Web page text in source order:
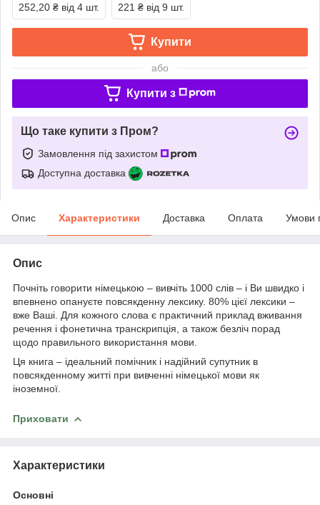
252,20 ₴ від 4 шт. 221 ₴ від 9 шт.
Купити
або
Купити з
Що таке купити з Пром?
Замовлення під захистом
Доступна доставка
Опис Характеристики Доставка Оплата Умови
Опис
Почніть говорити німецькою – вивчіть 1000 слів – і Ви швидко і
впевнено опануєте повсякденну лексику. 80% цієї лексики –
вже Ваші. Для кожного слова є практичний приклад вживання
речення і фонетична транскрипція, а також безліч порад
щодо правильного використання мови.
Ця книга – ідеальний помічник і надійний супутник в
повсякденному житті при вивченні німецької мови як
іноземної.
Приховати
Характеристики
Основні